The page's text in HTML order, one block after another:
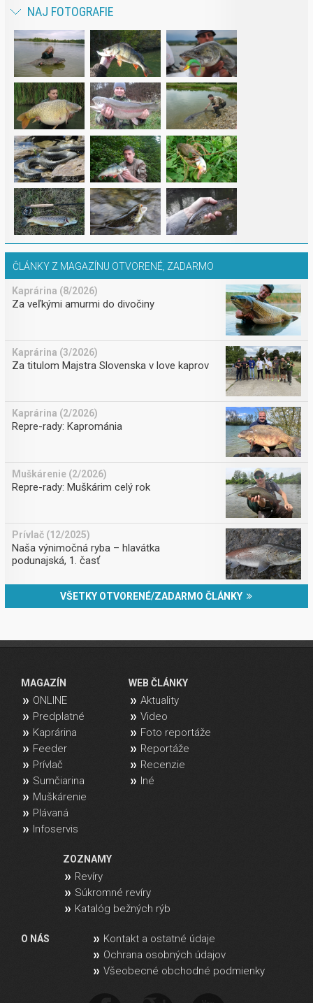
NAJ FOTOGRAFIE
ČLÁNKY Z MAGAZÍNU OTVORENÉ, ZADARMO
Kaprárina (8/2026)
Za veľkými amurmi do divočiny
Kaprárina (3/2026)
Za titulom Majstra Slovenska v love kaprov
Kaprárina (2/2026)
Repre-rady: Kaprománia
Muškárenie (2/2026)
Repre-rady: Muškárim celý rok
Prívlač (12/2025)
Naša výnimočná ryba – hlavátka
podunajská, 1. časť
VŠETKY OTVORENÉ/ZADARMO ČLÁNKY
MAGAZÍN
ONLINE
Predplatné
Kaprárina
Feeder
Prívlač
Sumčiarina
Muškárenie
Plávaná
Infoservis
WEB ČLÁNKY
Aktuality
Video
Foto reportáže
Reportáže
Recenzie
Iné
ZOZNAMY
Revíry
Súkromné revíry
Katalóg bežných rýb
O NÁS
Kontakt a ostatné údaje
Ochrana osobných údajov
Všeobecné obchodné podmienky